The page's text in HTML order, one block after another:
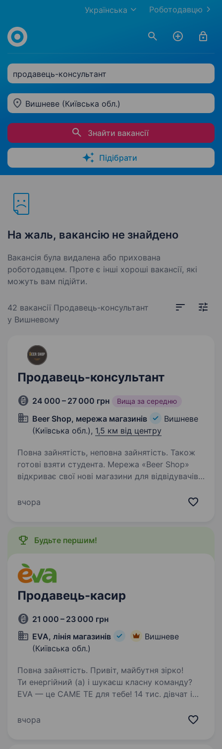
Роботодавцю
Українська
продавець-консультант
Вишневе (Київська обл.)
Знайти вакансії
Підібрати
На жаль, вакансію не знайдено
Вакансія була видалена або прихована
роботодавцем. Проте є інші хороші вакансії, які
можуть вам підійти.
42 вакансії Продавець-консультант
у Вишневому
Продавець-консультант
24 000 – 27 000 грн Вища за середню
Beer Shop, мережа магазинів
Вишневе
(Київська обл.), 1,5 км від центру
Повна зайнятість, неповна зайнятість. Також
готові взяти студента. Мережа «Beer Shop»
відкриває свої нові магазини для відвідувачів
У нашій компанії ти отримаєш цікавий новий
вчора
Будьте першим!
Продавець-касир
21 000 – 23 000 грн
EVA, лінія магазинів
Вишневе
(Київська обл.)
Повна зайнятість. Привіт, майбутня зірко!
Ти енергійний (а) і шукаєш класну команду?
EVA — це САМЕ ТЕ для тебе! 14 тис. дівчат і
Ми шукаємо продавця-касира, що готовий (а)
вчора